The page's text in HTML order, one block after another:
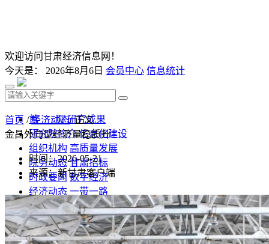
欢迎访问甘肃经济信息网！
今天是： 2026年8月6日 会员中心 信息统计
首 页 研究成果
研究院简介 信息化建设
组织机构 高质量发展
院务动态 甘肃招标
时政要闻 数字经济
经济动态 一带一路
发改视点 乡村振兴
投资分析 发展规划
监测预测 文库下载
首页 /经济动态/ 正文
金昌外向型经济量稳质升
时间：2026-05-21
来源：新甘肃客户端